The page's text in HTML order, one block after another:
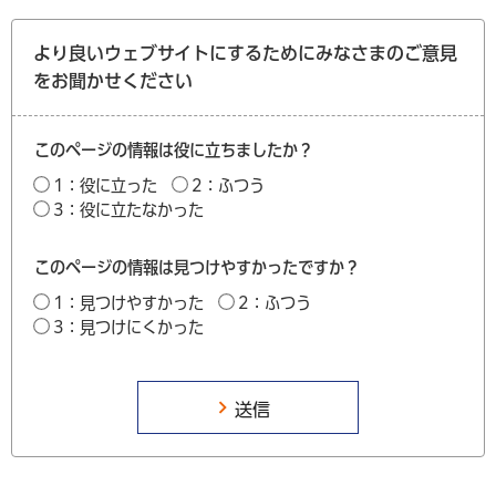
より良いウェブサイトにするためにみなさまのご意見
をお聞かせください
このページの情報は役に立ちましたか？
1：役に立った
2：ふつう
3：役に立たなかった
このページの情報は見つけやすかったですか？
1：見つけやすかった
2：ふつう
3：見つけにくかった